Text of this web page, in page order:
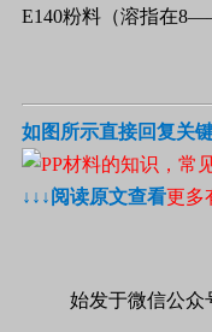
E140粉料（溶指在8
如图所示直接回复关
↓↓↓阅读原文查看更多
始发于微信公众